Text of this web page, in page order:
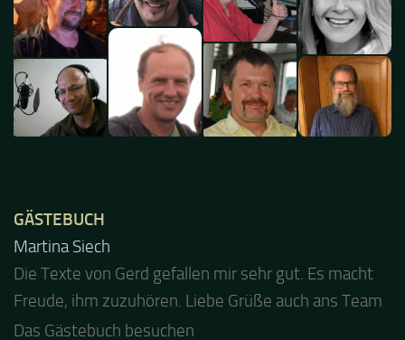
GÄSTEBUCH
Jacel
Guten Abend und auch von uns nochmals besten
Dank für die tolle Mucke zur Party! Der aktuelle Live